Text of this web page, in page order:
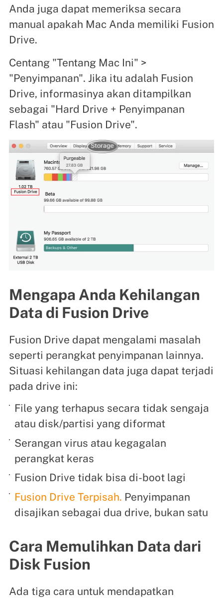
Anda juga dapat memeriksa secara
manual apakah Mac Anda memiliki Fusion
Drive.
Centang "Tentang Mac Ini" >
"Penyimpanan". Jika itu adalah Fusion
Drive, informasinya akan ditampilkan
sebagai "Hard Drive + Penyimpanan
Flash" atau "Fusion Drive".
Mengapa Anda Kehilangan
Data di Fusion Drive
Fusion Drive dapat mengalami masalah
seperti perangkat penyimpanan lainnya.
Situasi kehilangan data juga dapat terjadi
pada drive ini:
File yang terhapus secara tidak sengaja
atau disk/partisi yang diformat
Serangan virus atau kegagalan
perangkat keras
Fusion Drive tidak bisa di-boot lagi
Fusion Drive Terpisah. Penyimpanan
disajikan sebagai dua drive, bukan satu
Cara Memulihkan Data dari
Disk Fusion
Ada tiga cara untuk mendapatkan